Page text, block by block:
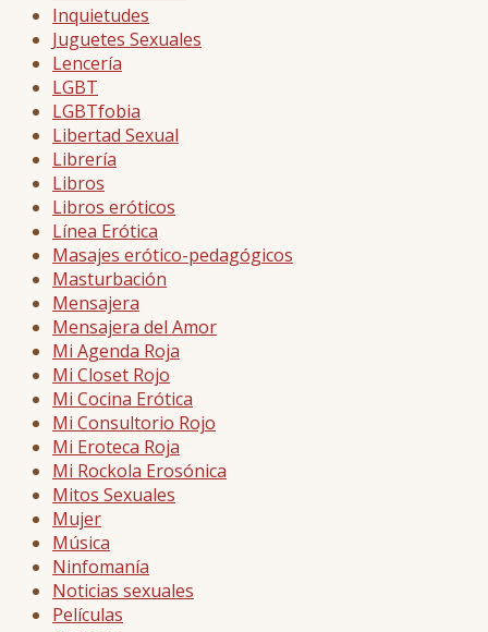
Inquietudes
Juguetes Sexuales
Lencería
LGBT
LGBTfobia
Libertad Sexual
Librería
Libros
Libros eróticos
Línea Erótica
Masajes erótico-pedagógicos
Masturbación
Mensajera
Mensajera del Amor
Mi Agenda Roja
Mi Closet Rojo
Mi Cocina Erótica
Mi Consultorio Rojo
Mi Eroteca Roja
Mi Rockola Erosónica
Mitos Sexuales
Mujer
Música
Ninfomanía
Noticias sexuales
Películas